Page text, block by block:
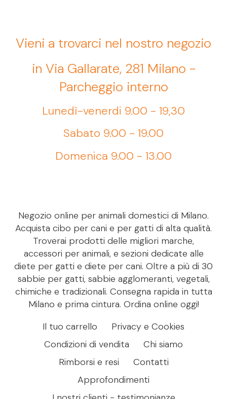
Vieni a trovarci nel nostro negozio
in Via Gallarate, 281 Milano -
Parcheggio interno
Lunedì-venerdi 9.00 - 19,30
Sabato 9.00 - 19.00
Domenica 9.00 - 13.00
Negozio online per animali domestici di Milano.
Acquista cibo per cani e per gatti di alta qualità.
Troverai prodotti delle migliori marche,
accessori per animali, e sezioni dedicate alle
diete per gatti e diete per cani. Oltre a più di 30
sabbie per gatti, sabbie agglomeranti, vegetali,
chimiche e tradizionali. Consegna rapida in tutta
Milano e prima cintura. Ordina online oggi!
Il tuo carrello
Privacy e Cookies
Condizioni di vendita
Chi siamo
Rimborsi e resi
Contatti
Approfondimenti